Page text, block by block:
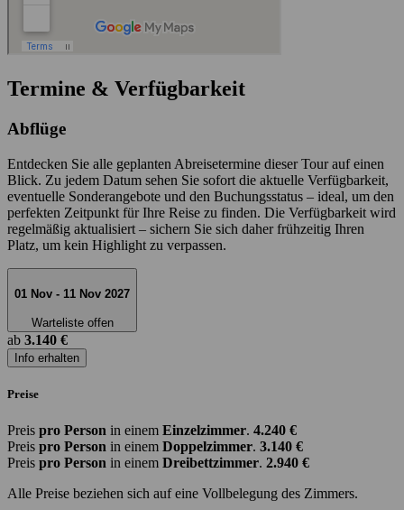
Termine & Verfügbarkeit
Abflüge
Entdecken Sie alle geplanten Abreisetermine dieser Tour auf einen
Blick. Zu jedem Datum sehen Sie sofort die aktuelle Verfügbarkeit,
eventuelle Sonderangebote und den Buchungsstatus – ideal, um den
perfekten Zeitpunkt für Ihre Reise zu finden. Die Verfügbarkeit wird
regelmäßig aktualisiert – sichern Sie sich daher frühzeitig Ihren
Platz, um kein Highlight zu verpassen.
01 Nov - 11 Nov 2027
Warteliste offen
ab 3.140 €
Info erhalten
Preise
Preis pro Person in einem Einzelzimmer. 4.240 €
Preis pro Person in einem Doppelzimmer. 3.140 €
Preis pro Person in einem Dreibettzimmer. 2.940 €
Alle Preise beziehen sich auf eine Vollbelegung des Zimmers.